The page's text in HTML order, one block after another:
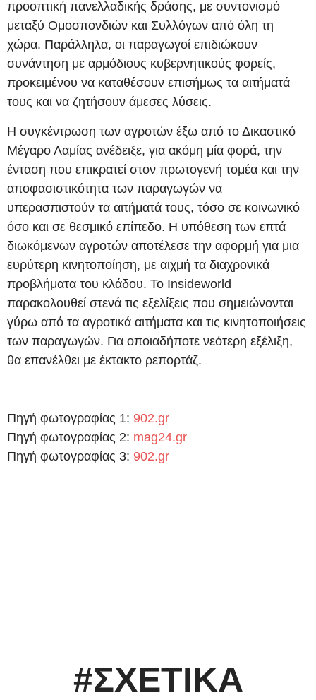
προοπτική πανελλαδικής δράσης, με συντονισμό
μεταξύ Ομοσπονδιών και Συλλόγων από όλη τη
χώρα. Παράλληλα, οι παραγωγοί επιδιώκουν
συνάντηση με αρμόδιους κυβερνητικούς φορείς,
προκειμένου να καταθέσουν επισήμως τα αιτήματά
τους και να ζητήσουν άμεσες λύσεις.
Η συγκέντρωση των αγροτών έξω από το Δικαστικό
Μέγαρο Λαμίας ανέδειξε, για ακόμη μία φορά, την
ένταση που επικρατεί στον πρωτογενή τομέα και την
αποφασιστικότητα των παραγωγών να
υπερασπιστούν τα αιτήματά τους, τόσο σε κοινωνικό
όσο και σε θεσμικό επίπεδο. Η υπόθεση των επτά
διωκόμενων αγροτών αποτέλεσε την αφορμή για μια
ευρύτερη κινητοποίηση, με αιχμή τα διαχρονικά
προβλήματα του κλάδου. Το Insideworld
παρακολουθεί στενά τις εξελίξεις που σημειώνονται
γύρω από τα αγροτικά αιτήματα και τις κινητοποιήσεις
των παραγωγών. Για οποιαδήποτε νεότερη εξέλιξη,
θα επανέλθει με έκτακτο ρεπορτάζ.
Πηγή φωτογραφίας 1: 902.gr
Πηγή φωτογραφίας 2: mag24.gr
Πηγή φωτογραφίας 3: 902.gr
#ΣΧΕΤΙΚΑ